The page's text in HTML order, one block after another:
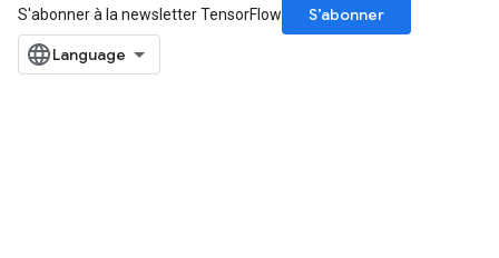
S'abonner à la newsletter TensorFlow
S’abonner